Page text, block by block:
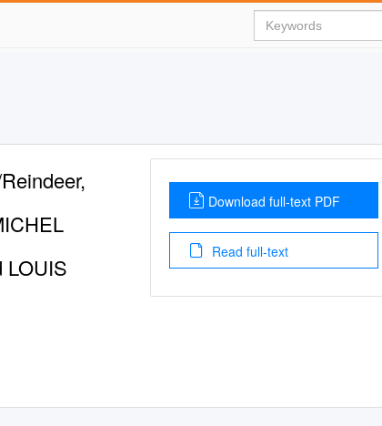
LOUIS
Download full-text PDF
Read full-text